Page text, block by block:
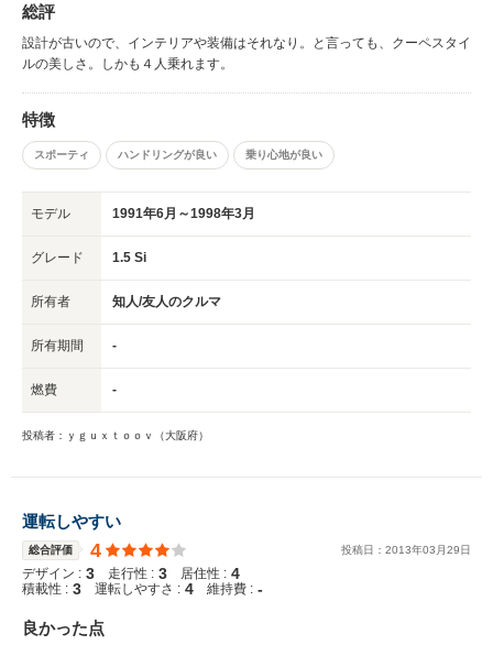
総評
設計が古いので、インテリアや装備はそれなり。と言っても、クーペスタイ
ルの美しさ。しかも４人乗れます。
特徴
スポーティ ハンドリングが良い 乗り心地が良い
モデル 1991年6月～1998年3月
グレード 1.5 Si
所有者 知人/友人のクルマ
所有期間 -
燃費 -
投稿者：ｙｇｕｘｔｏｏｖ（大阪府）
運転しやすい
総合評価 4 投稿日： 2013年03 月29日
デザイン : 3 走行性 : 3 居住性 : 4
積載性 : 3 運転しやすさ : 4 維持費 : -
良かった点